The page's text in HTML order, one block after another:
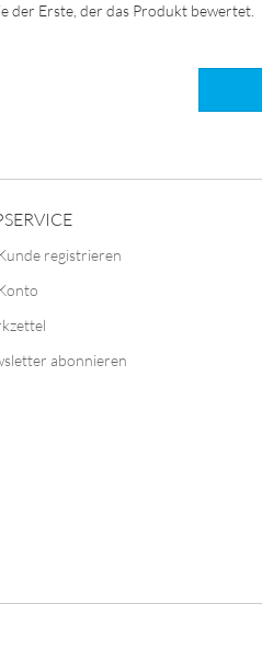
der Erste, der das Produkt bewertet.
registrieren
abonnieren